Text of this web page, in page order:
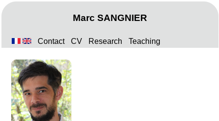
Marc SANGNIER
Contact CV Research Teaching